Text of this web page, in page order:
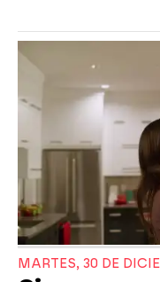
MARTES, 30 DE